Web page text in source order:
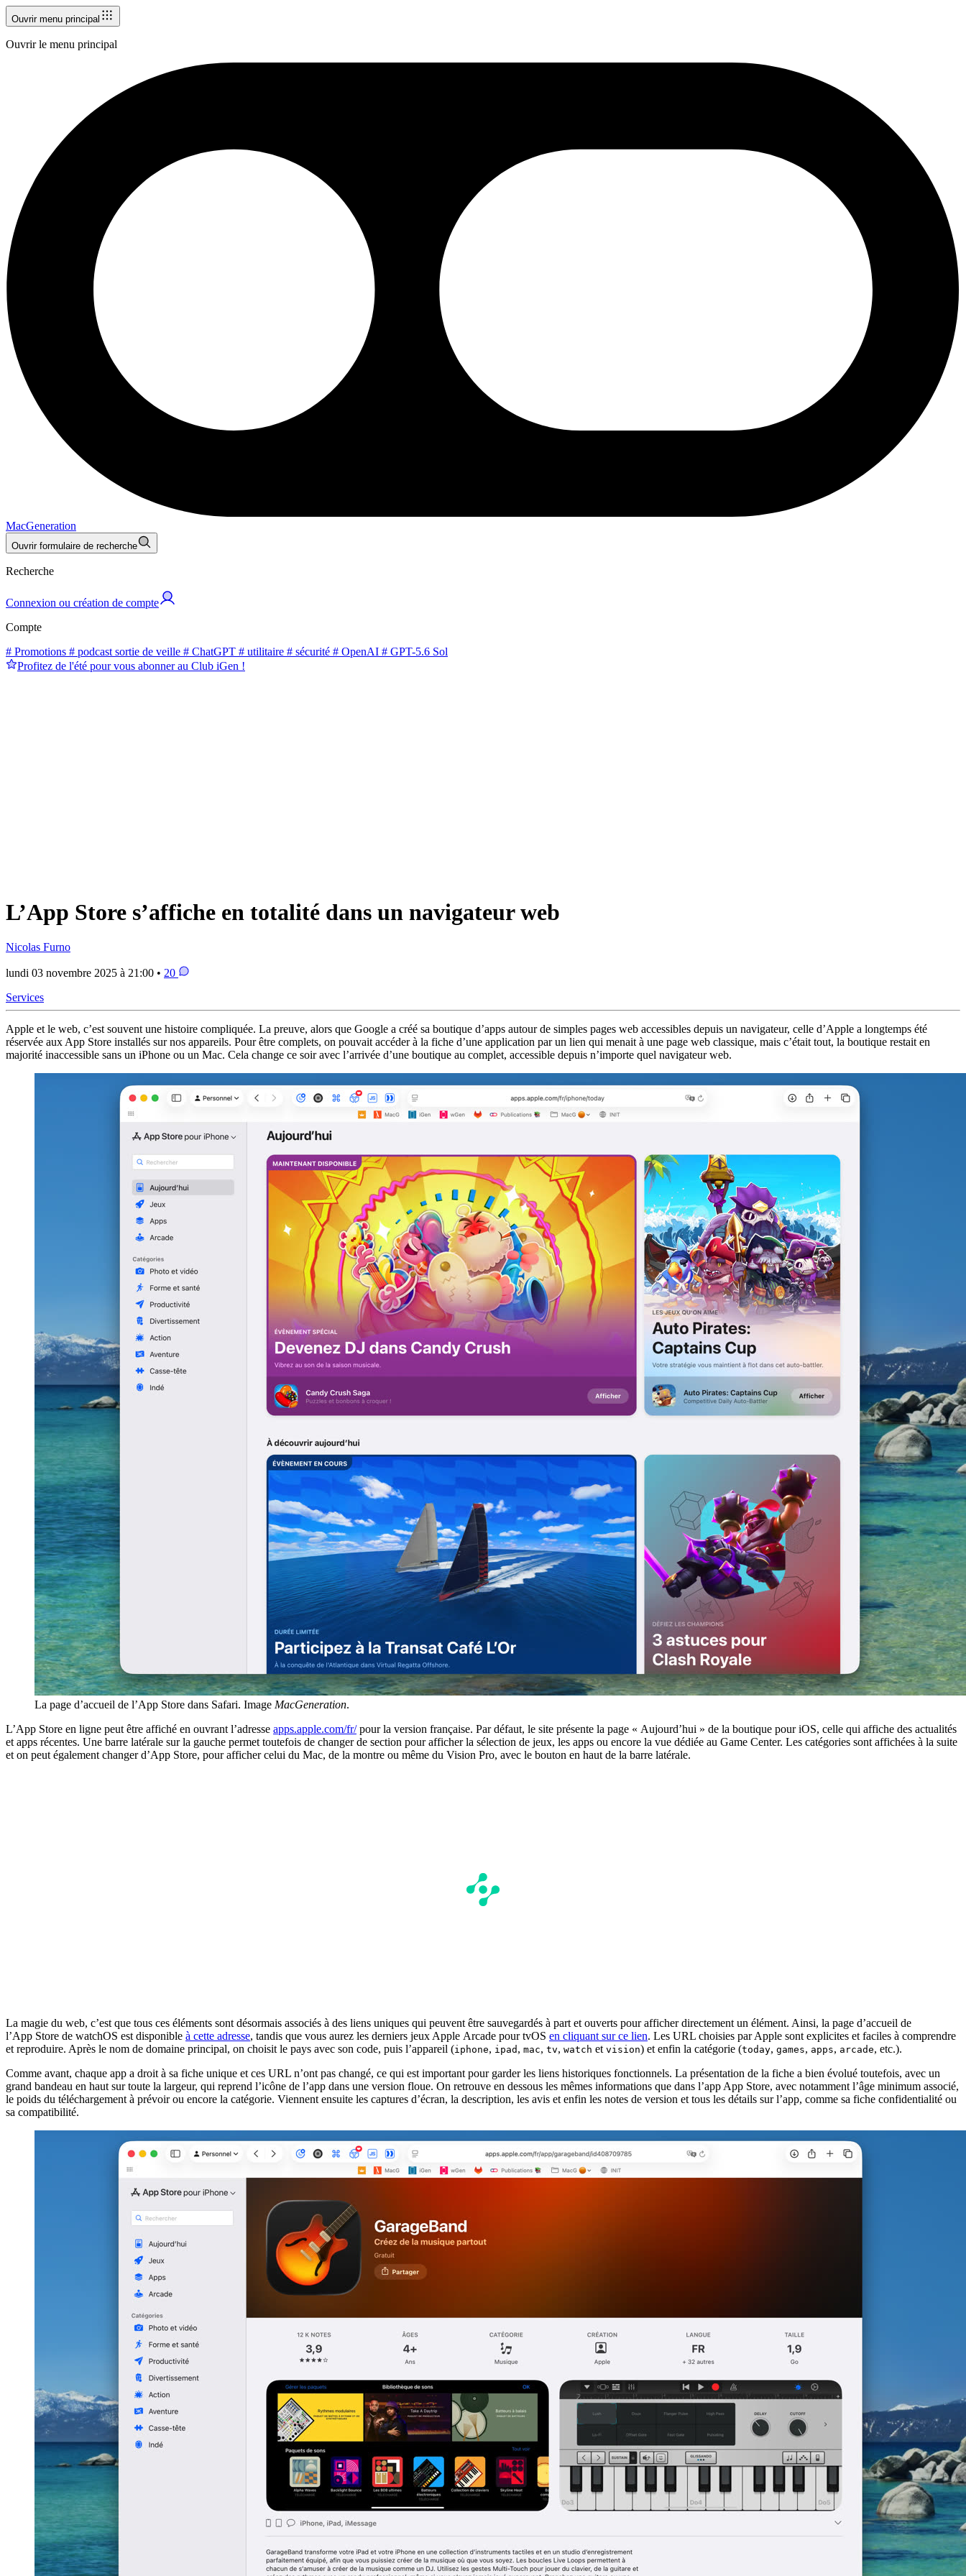
Ouvrir menu principal
Ouvrir le menu principal
MacGeneration
Ouvrir formulaire de recherche
Recherche
Connexion ou création de compte
Compte
# Promotions # podcast sortie de veille # ChatGPT # utilitaire # sécurité # OpenAI # GPT-5.6 Sol
Profitez de l'été pour vous abonner au Club iGen !
L’App Store s’affiche en totalité dans un navigateur web
Nicolas Furno
lundi 03 novembre 2025 à 21:00 • 20
Services
Apple et le web, c’est souvent une histoire compliquée. La preuve, alors que Google a créé sa boutique d’apps autour de simples pages web accessibles depuis un navigateur, celle d’Apple a longtemps été
réservée aux App Store installés sur nos appareils. Pour être complets, on pouvait accéder à la fiche d’une application par un lien qui menait à une page web classique, mais c’était tout, la boutique restait en
majorité inaccessible sans un iPhone ou un Mac. Cela change ce soir avec l’arrivée d’une boutique au complet, accessible depuis n’importe quel navigateur web.
La page d’accueil de l’App Store dans Safari. Image MacGeneration.
L’App Store en ligne peut être affiché en ouvrant l’adresse apps.apple.com/fr/pour la version française. Par défaut, le site présente la page « Aujourd’hui » de la boutique pour iOS, celle qui affiche des actualités
et apps récentes. Une barre latérale sur la gauche permet toutefois de changer de section pour afficher la sélection de jeux, les apps ou encore la vue dédiée au Game Center. Les catégories sont affichées à la suite
et on peut également changer d’App Store, pour afficher celui du Mac, de la montre ou même du Vision Pro, avec le bouton en haut de la barre latérale.
La magie du web, c’est que tous ces éléments sont désormais associés à des liens uniques qui peuvent être sauvegardés à part et ouverts pour afficher directement un élément. Ainsi, la page d’accueil de
l’App Store de watchOS est disponible à cette adresse, tandis que vous aurez les derniers jeux Apple Arcade pour tvOS en cliquant sur ce lien. Les URL choisies par Apple sont explicites et faciles à comprendre
et reproduire. Après le nom de domaine principal, on choisit le pays avec son code, puis l’appareil (iphone, ipad , mac, tv, watch et vision) et enfin la catégorie (today, games, apps, arcade, etc.).
Comme avant, chaque app a droit à sa fiche unique et ces URL n’ont pas changé, ce qui est important pour garder les liens historiques fonctionnels. La présentation de la fiche a bien évolué toutefois, avec un
grand bandeau en haut sur toute la largeur, qui reprend l’icône de l’app dans une version floue. On retrouve en dessous les mêmes informations que dans l’app App Store, avec notamment l’âge minimum associé,
le poids du téléchargement à prévoir ou encore la catégorie. Viennent ensuite les captures d’écran, la description, les avis et enfin les notes de version et tous les détails sur l’app, comme sa fiche confidentialité ou
sa compatibilité.